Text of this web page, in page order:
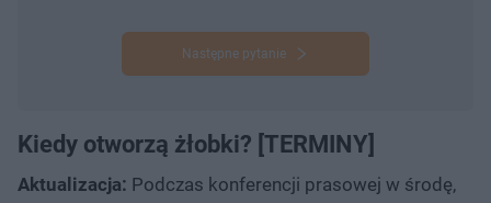
Następne pytanie
Kiedy otworzą żłobki? [TERMINY]
Aktualizacja: Podczas konferencji prasowej w środę,